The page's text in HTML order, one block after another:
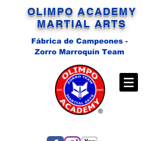
OLIMPO ACADEMY
MARTIAL ARTS
Fábrica de Campeones -
Zorro Marroquín Team